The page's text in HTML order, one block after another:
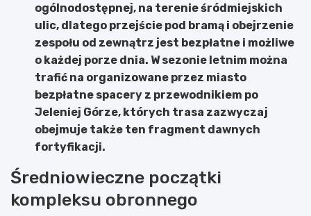
ogólnodostępnej, na terenie śródmiejskich
ulic, dlatego przejście pod bramą i obejrzenie
zespołu od zewnątrz jest bezpłatne i możliwe
o każdej porze dnia. W sezonie letnim można
trafić na organizowane przez miasto
bezpłatne spacery z przewodnikiem po
Jeleniej Górze, których trasa zazwyczaj
obejmuje także ten fragment dawnych
fortyfikacji.
Średniowieczne początki
kompleksu obronnego